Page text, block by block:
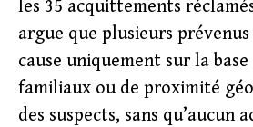
les 35 acquittements
argue que plusieurs
cause uniquement sur la
familiaux ou de proximité
des suspects, sans qu’aucun